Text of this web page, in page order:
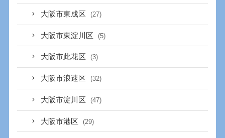
大阪市東成区 (27)
大阪市東淀川区 (5)
大阪市此花区 (3)
大阪市浪速区 (32)
大阪市淀川区 (47)
大阪市港区 (29)